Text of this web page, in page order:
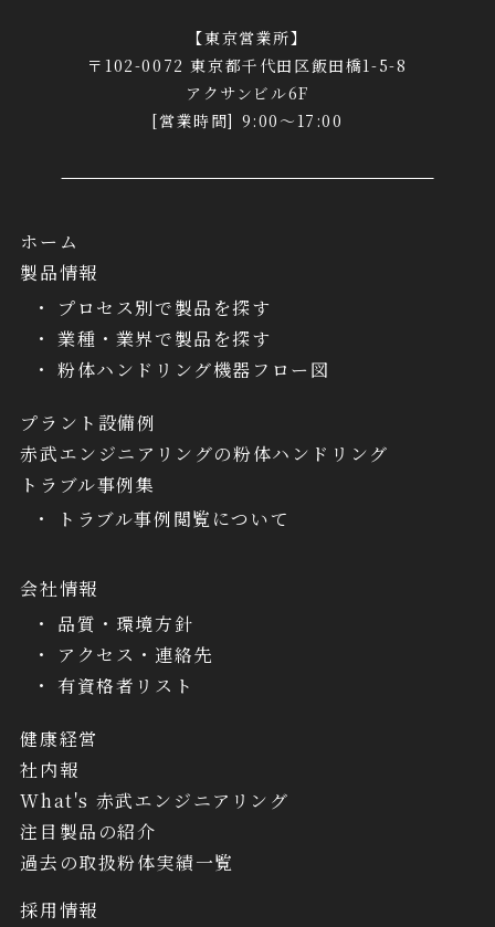
【東京営業所】
〒102-0072 東京都千代田区飯田橋1-5-8
アクサンビル6F
[営業時間] 9:00～17:00
ホーム
製品情報
プロセス別で製品を探す
業種・業界で製品を探す
粉体ハンドリング機器フロー図
プラント設備例
赤武エンジニアリングの粉体ハンドリング
トラブル事例集
トラブル事例閲覧について
会社情報
品質・環境方針
アクセス・連絡先
有資格者リスト
健康経営
社内報
What's 赤武エンジニアリング
注目製品の紹介
過去の取扱粉体実績一覧
採用情報